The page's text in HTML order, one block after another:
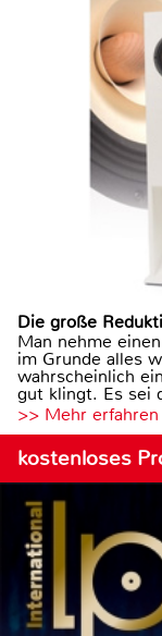
Die große
Man nehme
im Grunde alles
wahrscheinlich
gut klingt. Es sei
>> Mehr erfahren
kostenloses